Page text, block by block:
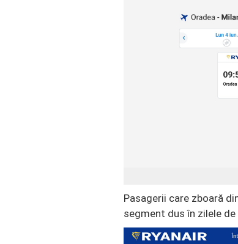
Pasagerii care zboară
segment dus în zilele de